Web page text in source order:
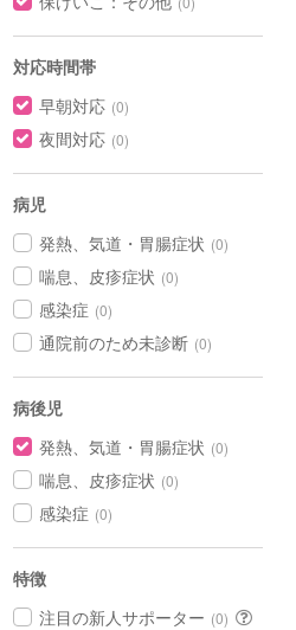
対応時間帯
早朝対応 (0)
夜間対応 (0)
病児
発熱、気道・胃腸症状 (0)
喘息、皮疹症状 (0)
感染症 (0)
通院前のため未診断 (0)
病後児
発熱、気道・胃腸症状 (0)
喘息、皮疹症状 (0)
感染症 (0)
特徴
注目の新人サポーター (0)